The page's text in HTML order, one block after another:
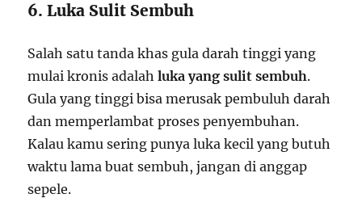
6. Luka Sulit Sembuh
Salah satu tanda khas gula darah tinggi yang
mulai kronis adalahluka yang sulit sembuh.
Gula yang tinggi bisa merusak pembuluh darah
dan memperlambat proses penyembuhan.
Kalau kamu sering punya luka kecil yang butuh
waktu lama buat sembuh, jangan di anggap
sepele.